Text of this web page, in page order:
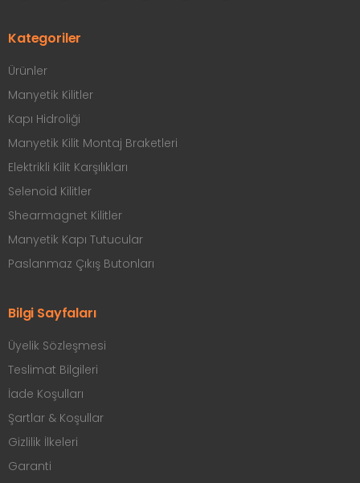
Kategoriler
Ürünler
Manyetik Kilitler
Kapı Hidroliği
Manyetik Kilit Montaj Braketleri
Elektrikli Kilit Karşılıkları
Selenoid Kilitler
Shearmagnet Kilitler
Manyetik Kapı Tutucular
Paslanmaz Çıkış Butonları
Bilgi Sayfaları
Üyelik Sözleşmesi
Teslimat Bilgileri
İade Koşulları
Şartlar & Koşullar
Gizlilik İlkeleri
Garanti